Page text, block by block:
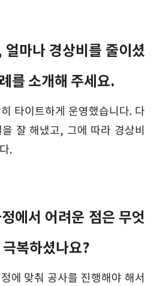
마나 경상비를 줄이셨
를 소개해 주세요.
타이트하게 운영했습니다. 다
잘 해냈고, 그에 따라 경상비
.
에서 어려운 점은 무엇
복하셨나요?
에 맞춰 공사를 진행해야 해서